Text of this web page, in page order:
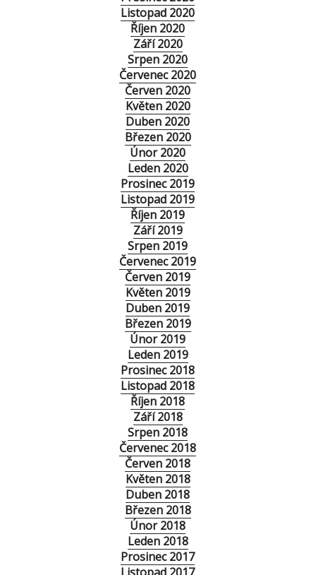
Listopad 2020
Říjen 2020
Září 2020
Srpen 2020
Červenec 2020
Červen 2020
Květen 2020
Duben 2020
Březen 2020
Únor 2020
Leden 2020
Prosinec 2019
Listopad 2019
Říjen 2019
Září 2019
Srpen 2019
Červenec 2019
Červen 2019
Květen 2019
Duben 2019
Březen 2019
Únor 2019
Leden 2019
Prosinec 2018
Listopad 2018
Říjen 2018
Září 2018
Srpen 2018
Červenec 2018
Červen 2018
Květen 2018
Duben 2018
Březen 2018
Únor 2018
Leden 2018
Prosinec 2017
Listopad 2017